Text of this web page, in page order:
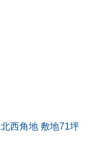
西角地 敷地71坪